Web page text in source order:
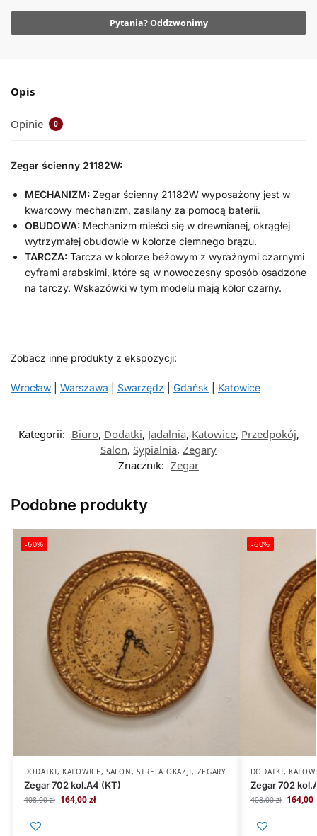
Pytania? Oddzwonimy
Opis
Opinie 0
Zegar ścienny 21182W:
MECHANIZM: Zegar ścienny 21182W wyposażony jest w
kwarcowy mechanizm, zasilany za pomocą baterii.
OBUDOWA: Mechanizm mieści się w drewnianej, okrągłej
wytrzymałej obudowie w kolorze ciemnego brązu.
TARCZA: Tarcza w kolorze beżowym z wyraźnymi czarnymi
cyframi arabskimi, które są w nowoczesny sposób osadzone
na tarczy. Wskazówki w tym modelu mają kolor czarny.
Zobacz inne produkty z ekspozycji:
Wrocław Warszawa Swarzędz Gdańsk Katowice
Kategorii: Biuro, Dodatki, Jadalnia, Katowice, Przedpokój,
Salon, Sypialnia, Zegary
Znacznik: Zegar
Podobne produkty
-60%
DODATKI, KATOWICE,SALON, STREFA OKAZJI, ZEGARY
Zegar 702 kol.A4 (KT)
408,00zł 164,00zł
-60%
DODATKI,
Zegar 702
408,00zł 164,00